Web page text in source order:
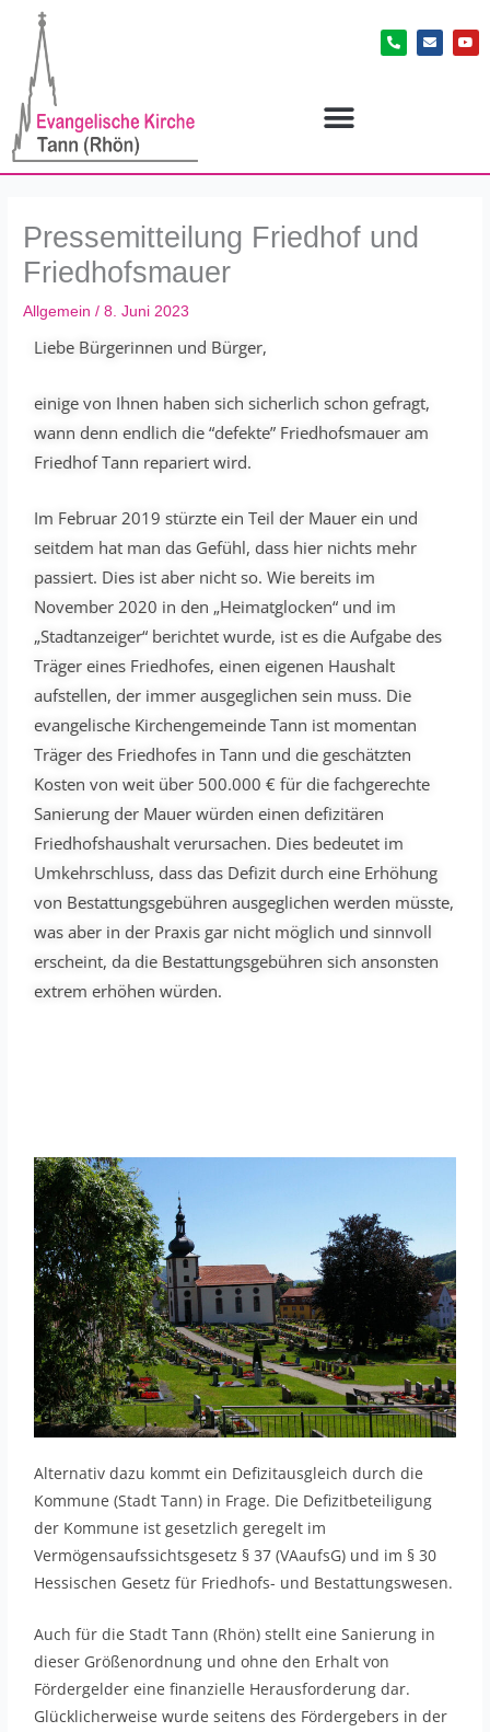
springen
P
h
o
E
n
v
Y
o
u
Pressemitteilung Friedhof und
Friedhofsmauer
Allgemein /8. Juni 2023
Liebe Bürgerinnen und Bürger,
einige von Ihnen haben sich sicherlich schon gefragt,
wann denn endlich die “defekte” Friedhofsmauer am
Friedhof Tann repariert wird.
Im Februar 2019 stürzte ein Teil der Mauer ein und
seitdem hat man das Gefühl, dass hier nichts mehr
passiert. Dies ist aber nicht so. Wie bereits im
November 2020 in den „Heimatglocken“ und im
„Stadtanzeiger“ berichtet wurde, ist es die Aufgabe des
Träger eines Friedhofes, einen eigenen Haushalt
aufstellen, der immer ausgeglichen sein muss. Die
evangelische Kirchengemeinde Tann ist momentan
Träger des Friedhofes in Tann und die geschätzten
Kosten von weit über 500.000 € für die fachgerechte
Sanierung der Mauer würden einen defizitären
Friedhofshaushalt verursachen. Dies bedeutet im
Umkehrschluss, dass das Defizit durch eine Erhöhung
von Bestattungsgebühren ausgeglichen werden müsste,
was aber in der Praxis gar nicht möglich und sinnvoll
erscheint, da die Bestattungsgebühren sich ansonsten
extrem erhöhen würden.
Alternativ dazu kommt ein Defizitausgleich durch die
Kommune (Stadt Tann) in Frage. Die Defizitbeteiligung
der Kommune ist gesetzlich geregelt im
Vermögensaufssichtsgesetz § 37 (VAaufsG) und im § 30
Hessischen Gesetz für Friedhofs- und Bestattungswesen.
Auch für die Stadt Tann (Rhön) stellt eine Sanierung in
dieser Größenordnung und ohne den Erhalt von
Fördergelder eine finanzielle Herausforderung dar.
Glücklicherweise wurde seitens des Fördergebers in der